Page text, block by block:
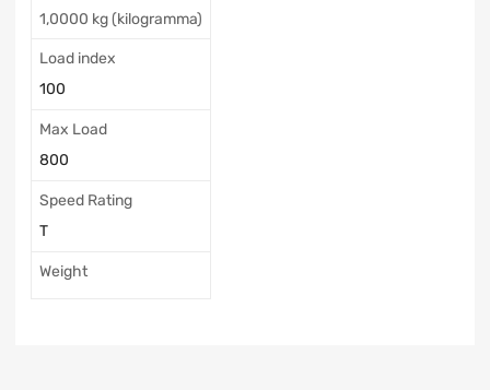
1,0000 kg (kilogramma)
Load index
100
Max Load
800
Speed Rating
T
Weight